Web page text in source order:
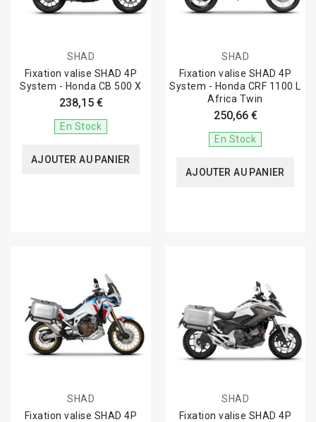
SHAD
Fixation valise SHAD 4P
System - Honda CB 500 X
238,15 €
En Stock
AJOUTER AU PANIER
SHAD
Fixation valise SHAD 4P
System - Honda CRF 1100 L
Africa Twin
250,66 €
En Stock
AJOUTER AU PANIER
SHAD
Fixation valise SHAD 4P
SHAD
Fixation valise SHAD 4P